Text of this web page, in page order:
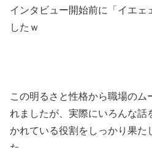
インタビュー開始前に「イエェ
したｗ
この明るさと性格から職場のム
れましたが、実際にいろんな話
かれている役割をしっかり果た